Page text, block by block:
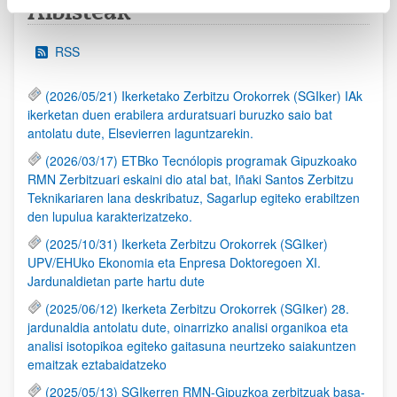
Albisteak
RSS
(2026/05/21) Ikerketako Zerbitzu Orokorrek (SGIker) IAk
ikerketan duen erabilera arduratsuari buruzko saio bat
antolatu dute, Elsevierren laguntzarekin.
(2026/03/17) ETBko Tecnólopis programak Gipuzkoako
RMN Zerbitzuari eskaini dio atal bat, Iñaki Santos Zerbitzu
Teknikariaren lana deskribatuz, Sagarlup egiteko erabiltzen
den lupulua karakterizatzeko.
(2025/10/31) Ikerketa Zerbitzu Orokorrek (SGIker)
UPV/EHUko Ekonomia eta Enpresa Doktoregoen XI.
Jardunaldietan parte hartu dute
(2025/06/12) Ikerketa Zerbitzu Orokorrek (SGIker) 28.
jardunaldia antolatu dute, oinarrizko analisi organikoa eta
analisi isotopikoa egiteko gaitasuna neurtzeko saiakuntzen
emaitzak eztabaidatzeko
(2025/05/13) SGIkerren RMN-Gipuzkoa zerbitzuak basa-